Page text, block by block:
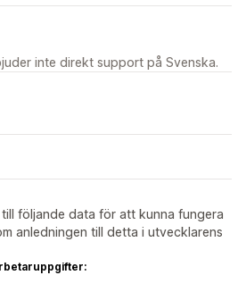
inte direkt support på Svenska.
följande data för att kunna fungera
anledningen till detta i utvecklarens